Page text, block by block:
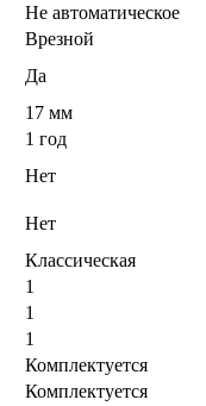
Не автоматическое
Врезной
Да
17 мм
1 год
Нет
Нет
Классическая
1
1
1
Комплектуется
Комплектуется